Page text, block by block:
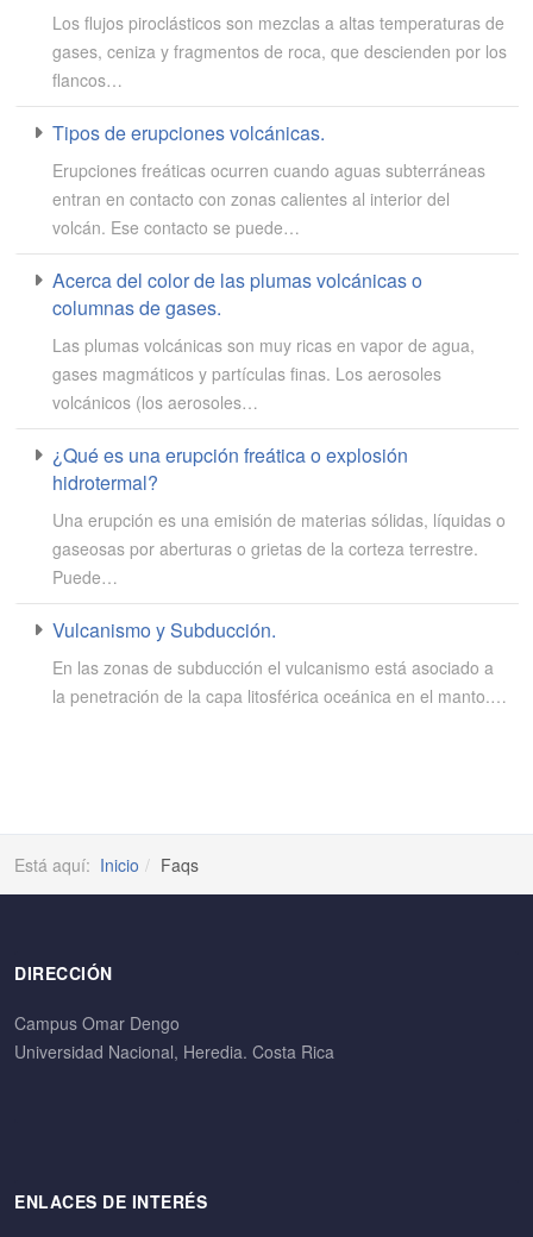
Los flujos piroclásticos son mezclas a altas temperaturas de
gases, ceniza y fragmentos de roca, que descienden por los
flancos…
Tipos de erupciones volcánicas.
Erupciones freáticas ocurren cuando aguas subterráneas
entran en contacto con zonas calientes al interior del
volcán. Ese contacto se puede…
Acerca del color de las plumas volcánicas o
columnas de gases.
Las plumas volcánicas son muy ricas en vapor de agua,
gases magmáticos y partículas finas. Los aerosoles
volcánicos (los aerosoles…
¿Qué es una erupción freática o explosión
hidrotermal?
Una erupción es una emisión de materias sólidas, líquidas o
gaseosas por aberturas o grietas de la corteza terrestre.
Puede…
Vulcanismo y Subducción.
En las zonas de subducción el vulcanismo está asociado a
la penetración de la capa litosférica oceánica en el manto.…
Está aquí: Inicio Faqs
DIRECCIÓN
Campus Omar Dengo
Universidad Nacional, Heredia. Costa Rica
ENLACES DE INTERÉS